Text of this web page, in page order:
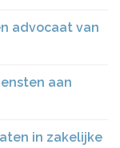
advocaat van
aan
in zakelijke